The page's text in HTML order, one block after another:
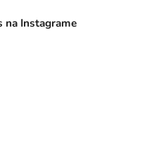
na Instagrame